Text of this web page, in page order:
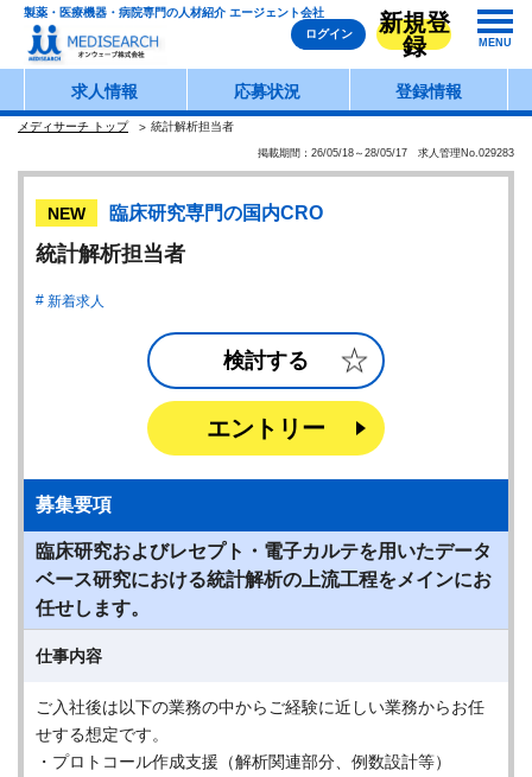
製薬・医療機器・病院専門の人材紹介 エージェント会社
ログイン
新規登
録
MENU
求人情報 応募状況 登録情報
メディサーチ トップ 統計解析担当者
掲載期間：26/05/18～28/05/17 求人管理No.029283
NEW 臨床研究専門の国内CRO
統計解析担当者
新着求人
検討する
エントリー
募集要項
臨床研究およびレセプト・電子カルテを用いたデータ
ベース研究における統計解析の上流工程をメインにお
任せします。
仕事内容
ご入社後は以下の業務の中からご経験に近しい業務からお任
せする想定です。
・プロトコール作成支援（解析関連部分、例数設計等）